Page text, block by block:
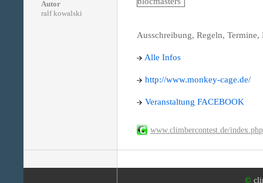
Autor
ralf kowalski
Ausschreibung, Regeln, Termine,
Alle Infos
http://www.monkey-cage.de/
Veranstaltung FACEBOOK
www.climbercontest.de/
©